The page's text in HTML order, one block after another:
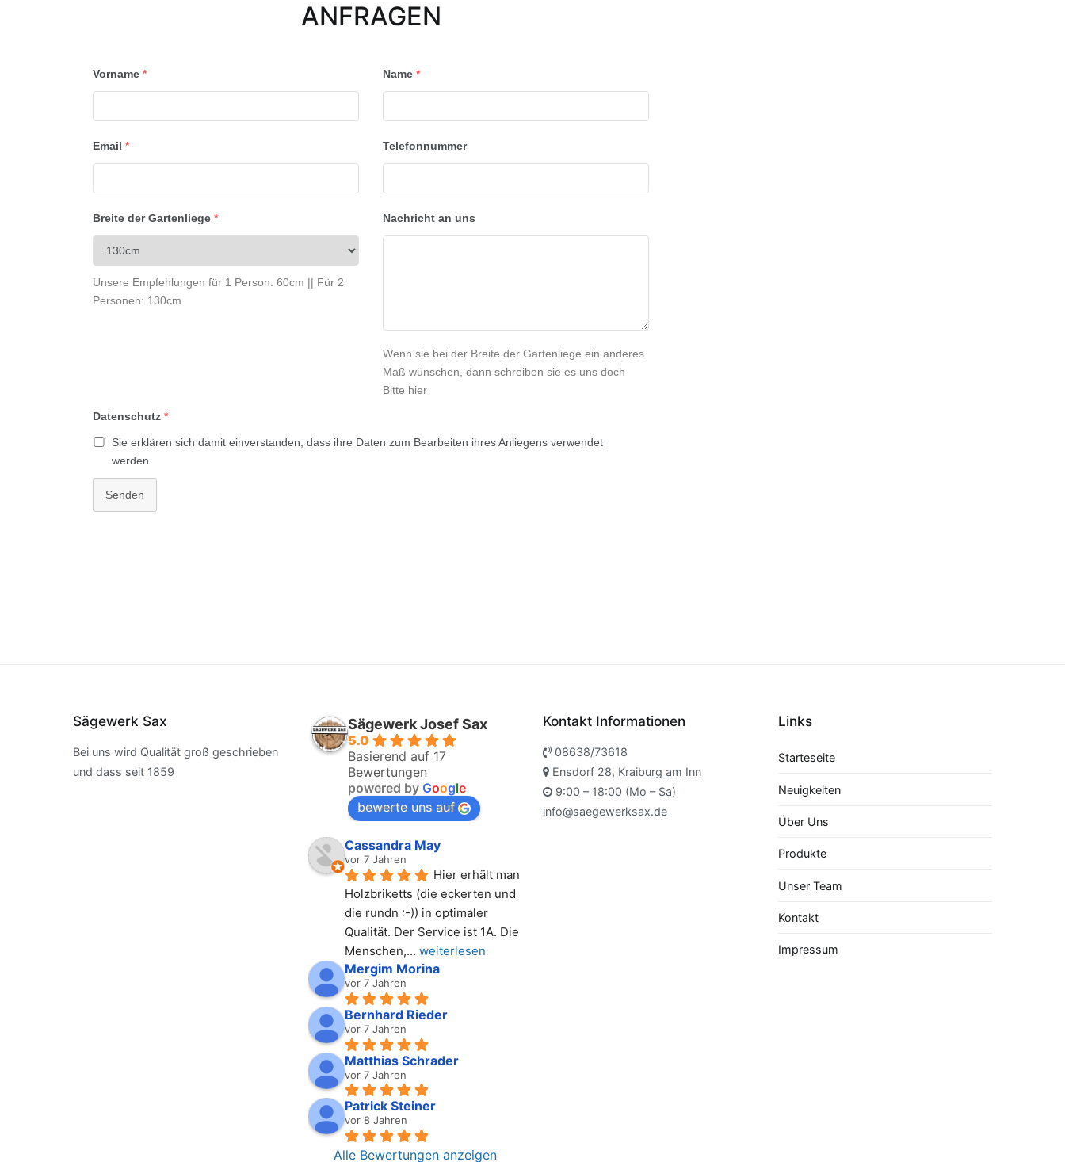
ANFRAGEN
Vorname *
Email *
Breite der Gartenliege *
Unsere Empfehlungen für 1 Person: 60cm || Für 2
Personen: 130cm
Name *
Telefonnummer
Nachricht an uns
Wenn sie bei der Breite der Gartenliege ein anderes
Maß wünschen, dann schreiben sie es uns doch
Bitte hier
Datenschutz *
Sie erklären sich damit einverstanden, dass ihre Daten zum Bearbeiten ihres Anliegens verwendet
werden.
Senden
Sägewerk Sax
Bei uns wird Qualität groß geschrieben
und dass seit 1859
Sägewerk Josef Sax
5.0
Basierend auf 17
Bewertungen
powered by Google
bewerte uns auf
Cassandra May
vor 7 Jahren
Hier erhält man
Holzbriketts (die eckerten und
die rundn :-)) in optimaler
Qualität. Der Service ist 1A. Die
Menschen,... weiterlesen
Mergim Morina
vor 7 Jahren
Bernhard Rieder
vor 7 Jahren
Matthias Schrader
vor 7 Jahren
Patrick Steiner
vor 8 Jahren
Alle Bewertungen anzeigen
Kontakt Informationen
08638/73618
Ensdorf 28, Kraiburg am Inn
9:00 – 18:00 (Mo – Sa)
info@saegewerksax.de
Links
Starteseite
Neuigkeiten
Über Uns
Produkte
Unser Team
Kontakt
Impressum